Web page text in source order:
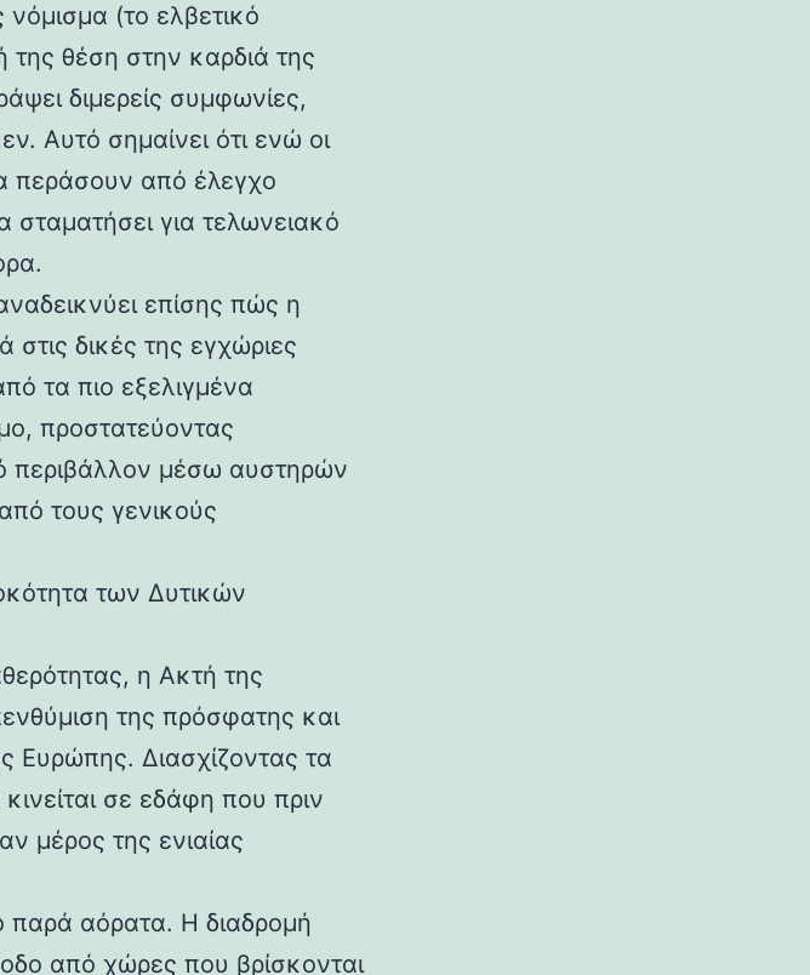
(το ελβετικό
θέση στην καρδιά της
διμερείς συμφωνίες,
Αυτό σημαίνει ότι ενώ οι
περάσουν από έλεγχο
σταματήσει για τελωνειακό
επίσης πώς η
δικές της εγχώριες
τα πιο εξελιγμένα
προστατεύοντας
περιβάλλον μέσω αυστηρών
τους γενικούς
των Δυτικών
η Ακτή της
της πρόσφατης και
Ευρώπης. Διασχίζοντας τα
σε εδάφη που πριν
μέρος της ενιαίας
παρά αόρατα. Η διαδρομή
από χώρες που βρίσκονται